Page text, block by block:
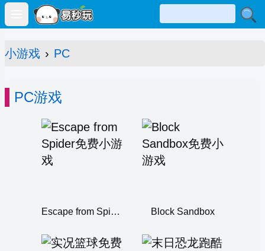
Open main menu
小游戏 › PC
PC游戏
Escape from Spider Block Sandbox